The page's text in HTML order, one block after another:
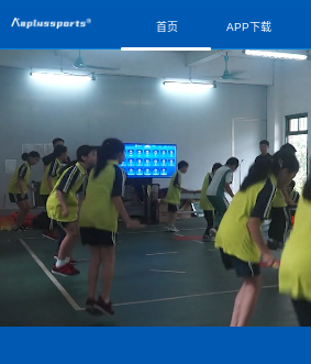
首页 APP下载